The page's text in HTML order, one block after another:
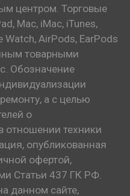
центром. Торговые
Mac, iMac, iTunes,
Watch, AirPods, EarPods
товарными
Обозначение
а с целью
о
отношении техники
опубликованная
офертой,
Статьи 437 ГК РФ.
данном сайте,